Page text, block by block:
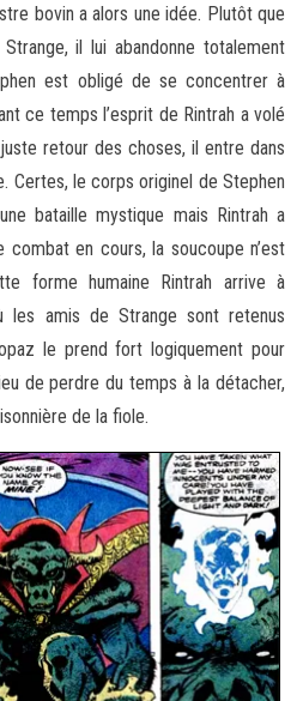
bovin a alors une idée. Plutôt que
il lui abandonne totalement
est obligé de se concentrer à
ce temps l’esprit de Rintrah a volé
retour des choses, il entre dans
Certes, le corps originel de Stephen
bataille mystique mais Rintrah a
en cours, la soucoupe n’est
forme humaine Rintrah arrive à
les amis de Strange sont retenus
le prend fort logiquement pour
de perdre du temps à la détacher,
de la fiole.